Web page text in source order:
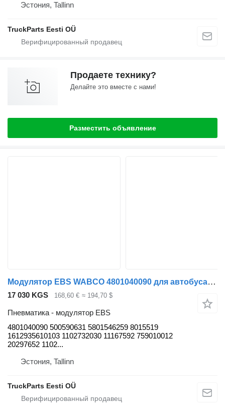
Эстония, Tallinn
TruckParts Eesti OÜ
Продаете технику?
Делайте это вместе с нами!
Разместить объявление
Модулятор EBS WABCO 4801040090 для автобуса Solaris Urbino, Alpino, Vacanza (1999-)
17 030 KGS 168,60 € ≈ 194,70 $
Пневматика - модулятор EBS
4801040090 500590631 5801546259 8015519
1612935610103 1102732030 11167592 759010012
20297652 1102...
Эстония, Tallinn
TruckParts Eesti OÜ